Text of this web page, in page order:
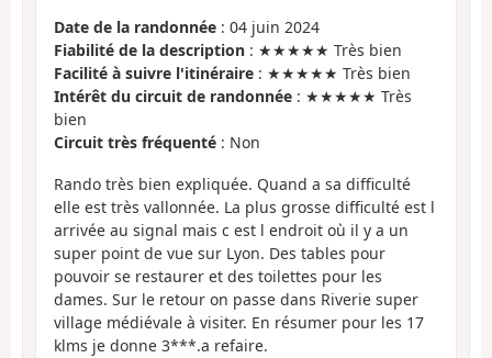
Date de la randonnée : 04 juin 2024
Fiabilité de la description : ★★★★★ Très bien
Facilité à suivre l'itinéraire : ★★★★★ Très bien
Intérêt du circuit de randonnée : ★★★★★ Très
bien
Circuit très fréquenté : Non
Rando très bien expliquée. Quand a sa difficulté
elle est très vallonnée. La plus grosse difficulté est l
arrivée au signal mais c est l endroit où il y a un
super point de vue sur Lyon. Des tables pour
pouvoir se restaurer et des toilettes pour les
dames. Sur le retour on passe dans Riverie super
village médiévale à visiter. En résumer pour les 17
klms je donne 3***.a refaire.